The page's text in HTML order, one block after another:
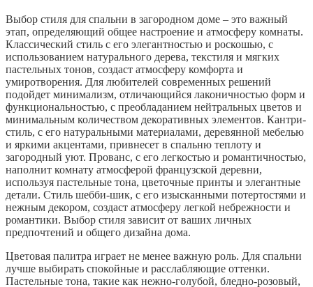
Выбор стиля для спальни в загородном доме – это важный
этап, определяющий общее настроение и атмосферу комнаты.
Классический стиль с его элегантностью и роскошью, с
использованием натурального дерева, текстиля и мягких
пастельных тонов, создаст атмосферу комфорта и
умиротворения. Для любителей современных решений
подойдет минимализм, отличающийся лаконичностью форм и
функциональностью, с преобладанием нейтральных цветов и
минимальным количеством декоративных элементов. Кантри-
стиль, с его натуральными материалами, деревянной мебелью
и яркими акцентами, привнесет в спальню теплоту и
загородный уют. Прованс, с его легкостью и романтичностью,
наполнит комнату атмосферой французской деревни,
используя пастельные тона, цветочные принты и элегантные
детали. Стиль шебби-шик, с его изысканными потертостями и
нежным декором, создаст атмосферу легкой небрежности и
романтики. Выбор стиля зависит от ваших личных
предпочтений и общего дизайна дома.
Цветовая палитра играет не менее важную роль. Для спальни
лучше выбирать спокойные и расслабляющие оттенки.
Пастельные тона, такие как нежно-голубой, бледно-розовый,